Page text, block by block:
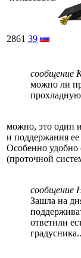
2861 39
сообщение
можно ли
можно, это один
и поддержания
Особенно удобно
(проточной
сообщение
Зашла на
ответили